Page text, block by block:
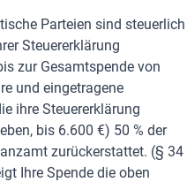
Parteien sind steuerlich
Steuererklärung
zur Gesamtspende von
und eingetragene
ihre Steuererklärung
bis 6.600 €) 50 % der
zurückerstattet. (§ 34
Ihre Spende die oben